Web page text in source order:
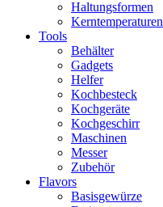
Haltungsformen
Kerntemperaturen
Tools
Behälter
Gadgets
Helfer
Kochbesteck
Kochgeräte
Kochgeschirr
Maschinen
Messer
Zubehör
Flavors
Basisgewürze